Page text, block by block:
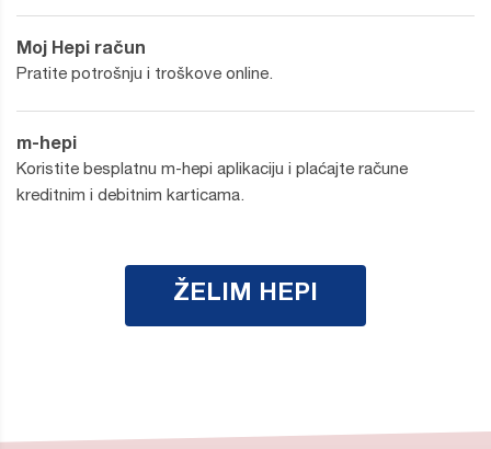
Moj Hepi račun
Pratite potrošnju i troškove online.
m-hepi
Koristite besplatnu m-hepi aplikaciju i plaćajte račune
kreditnim i debitnim karticama.
ŽELIM HEPI